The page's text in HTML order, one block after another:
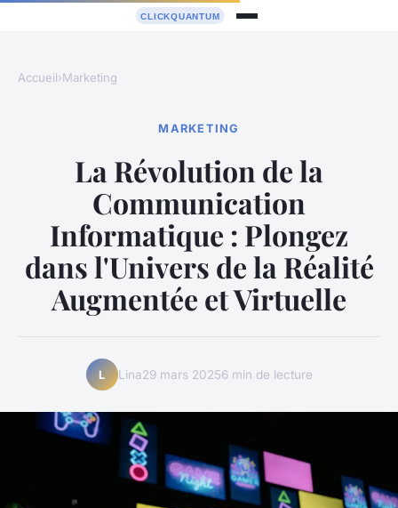
Accueil›Marketing
MARKETING
La Révolution de la
Communication
Informatique : Plongez
dans l'Univers de la Réalité
Augmentée et Virtuelle
L Lina29 mars 20256 min de lecture